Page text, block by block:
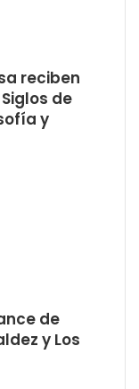
reciben
de
y
de
y Los